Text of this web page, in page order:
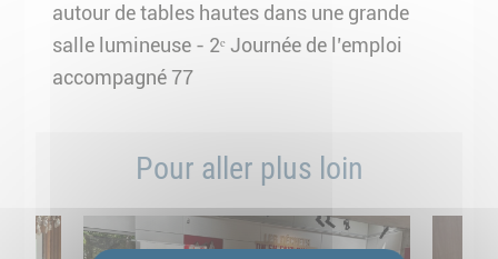
autour de tables hautes dans une grande
salle lumineuse - 2ᵉ Journée de l’emploi
accompagné 77
Pour aller plus loin